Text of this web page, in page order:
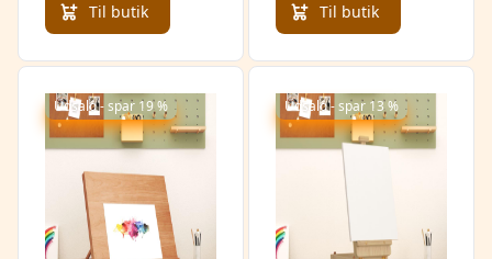
Til butik Til butik
Udsalg - spar 19 % Udsalg - spar 13 %